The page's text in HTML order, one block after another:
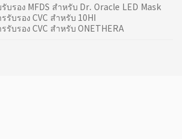
บรอง MFDS สำหรับ Dr. Oracle LED Mask
รับรอง CVC สำหรับ 10HI
รับรอง CVC สำหรับ ONETHERA